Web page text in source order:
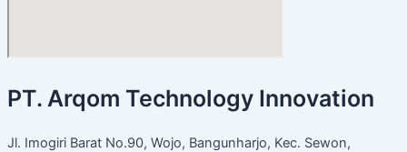
PT. Arqom Technology Innovation
Jl. Imogiri Barat No.90, Wojo, Bangunharjo, Kec. Sewon,